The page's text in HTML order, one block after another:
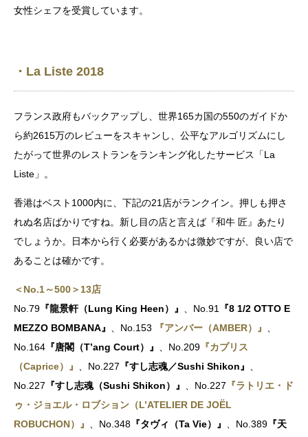
女性シェフを受賞しています。
・La Liste 2018
フランス政府もバックアップし、世界165カ国の550のガイドか
ら約2615万のレビューをスキャンし、公平なアルゴリズムにし
たがって世界のレストランをランキング化したサービス「La
Liste」。
香港はベスト1000内に、下記の21店がランクイン。押しも押さ
れぬ名店ばかりですね。新し目の店と言えば『和牛 匠』あたり
でしょうか。日本から行く必要があるかは微妙ですが、良い店で
あることは確かです。
＜No.1～500＞13店
No.79 『龍景軒（Lung King Heen）』 、No.91
『8 1/2 OTTO E
MEZZO BOMBANA』
、No.153 『アンバー（AMBER）』
No.164 『唐閣（T’ang Court）』 、No.209 『カプリス
（Caprice）』
、No.227 『すし志魂／Sushi Shikon』
No.227 『すし志魂（Sushi Shikon）』 、No.227 『ラトリエ・ド
ゥ・ジョエル・ロブション（L’ATELIER DE JOËL
ROBUCHON）』
、No.348 『タヴィ（Ta Vie）』 、No.389 『天